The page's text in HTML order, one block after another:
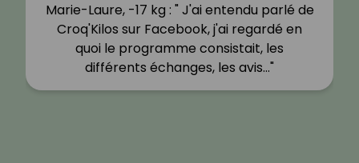
Marie-Laure, -17 kg : " J'ai entendu parlé de
Croq'Kilos sur Facebook, j'ai regardé en
quoi le programme consistait, les
différents échanges, les avis…"